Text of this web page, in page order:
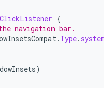
{
navigation bar.
. Type.
)